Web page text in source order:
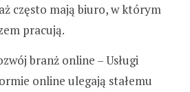
często mają biuro, w którym
pracują.
branż online – Usługi
online ulegają stałemu